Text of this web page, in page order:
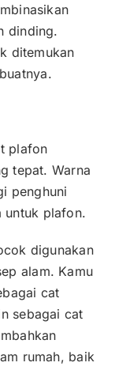
dinding.
ditemukan
plafon
tepat. Warna
penghuni
untuk plafon.
digunakan
alam. Kamu
cat
sebagai cat
rumah, baik